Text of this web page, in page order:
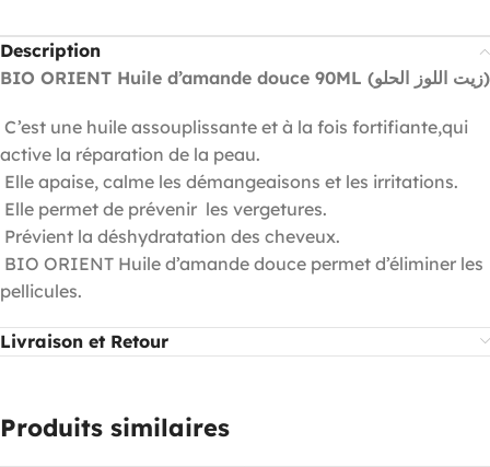
Description
BIO ORIENT Huile d’amande douce 90ML (زيت اللوز الحلو)
C’est une huile assouplissante et à la fois fortifiante,qui
active la réparation de la peau.
Elle apaise, calme les démangeaisons et les irritations.
Elle permet de prévenir les vergetures.
Prévient la déshydratation des cheveux.
BIO ORIENT Huile d’amande douce permet d’éliminer les
pellicules.
Livraison et Retour
Produits similaires